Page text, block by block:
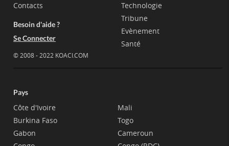
Contacts
Besoin d'aide ?
Se Connecter
© 2008 - 2022 KOACI.COM
Technologie
Tribune
Evènement
Santé
Pays
Côte d'Ivoire
Burkina Faso
Gabon
Mali
Togo
Cameroun